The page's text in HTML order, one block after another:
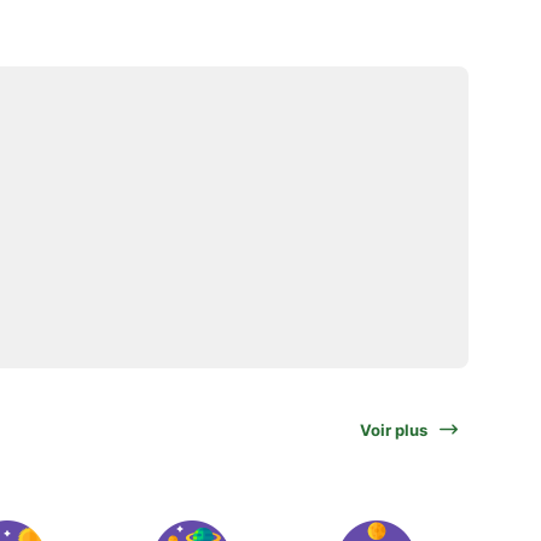
Voir plus